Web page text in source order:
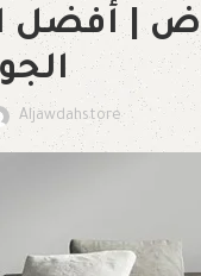
| أفضل
Aljawdahstore